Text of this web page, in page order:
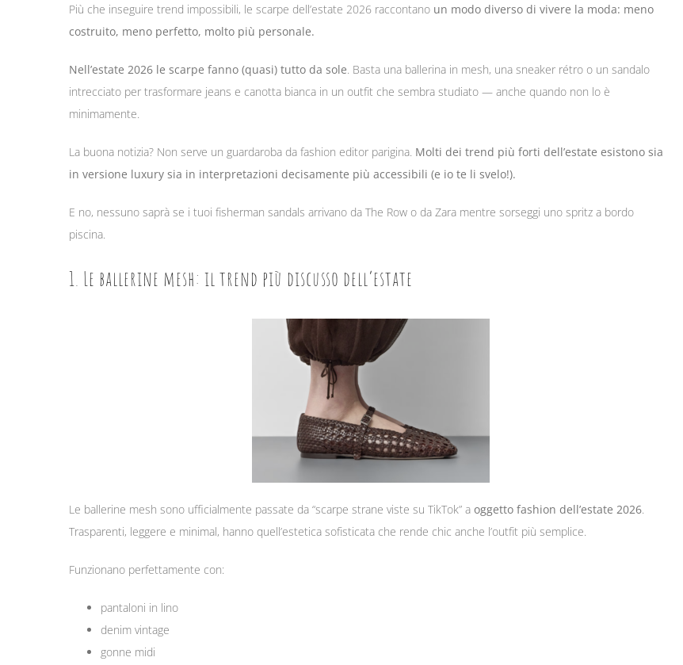
Più che inseguire trend impossibili, le scarpe dell’estate 2026 raccontano un modo diverso di vivere la moda: meno
costruito, meno perfetto, molto più personale.
Nell’estate 2026 le scarpe fanno (quasi) tutto da sole. Basta una ballerina in mesh, una sneaker rétro o un sandalo
intrecciato per trasformare jeans e canotta bianca in un outfit che sembra studiato — anche quando non lo è
minimamente.
La buona notizia? Non serve un guardaroba da fashion editor parigina. Molti dei trend più forti dell’estate esistono sia
in versione luxury sia in interpretazioni decisamente più accessibili (e io te li svelo!).
E no, nessuno saprà se i tuoi fisherman sandals arrivano da The Row o da Zara mentre sorseggi uno spritz a bordo
piscina.
1. Le ballerine mesh: il trend più discusso dell’estate
Le ballerine mesh sono ufficialmente passate da “scarpe strane viste su TikTok” a oggetto fashion dell’estate 2026
Trasparenti, leggere e minimal, hanno quell’estetica sofisticata che rende chic anche l’outfit più semplice.
Funzionano perfettamente con:
pantaloni in lino
denim vintage
gonne midi